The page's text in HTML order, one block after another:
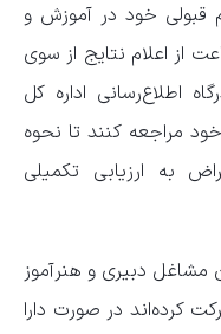
قبولی خود در آموزش و
معترض هستند پس از ۴۸ ساعت از اعلام نتایج از سوی
اطلاع‌رسانی اداره کل
مراجعه کنند تا نحوه
به ارزیابی تکمیلی
مشاغل دبیری و هنرآموز
کرده‌اند در صورت دارا